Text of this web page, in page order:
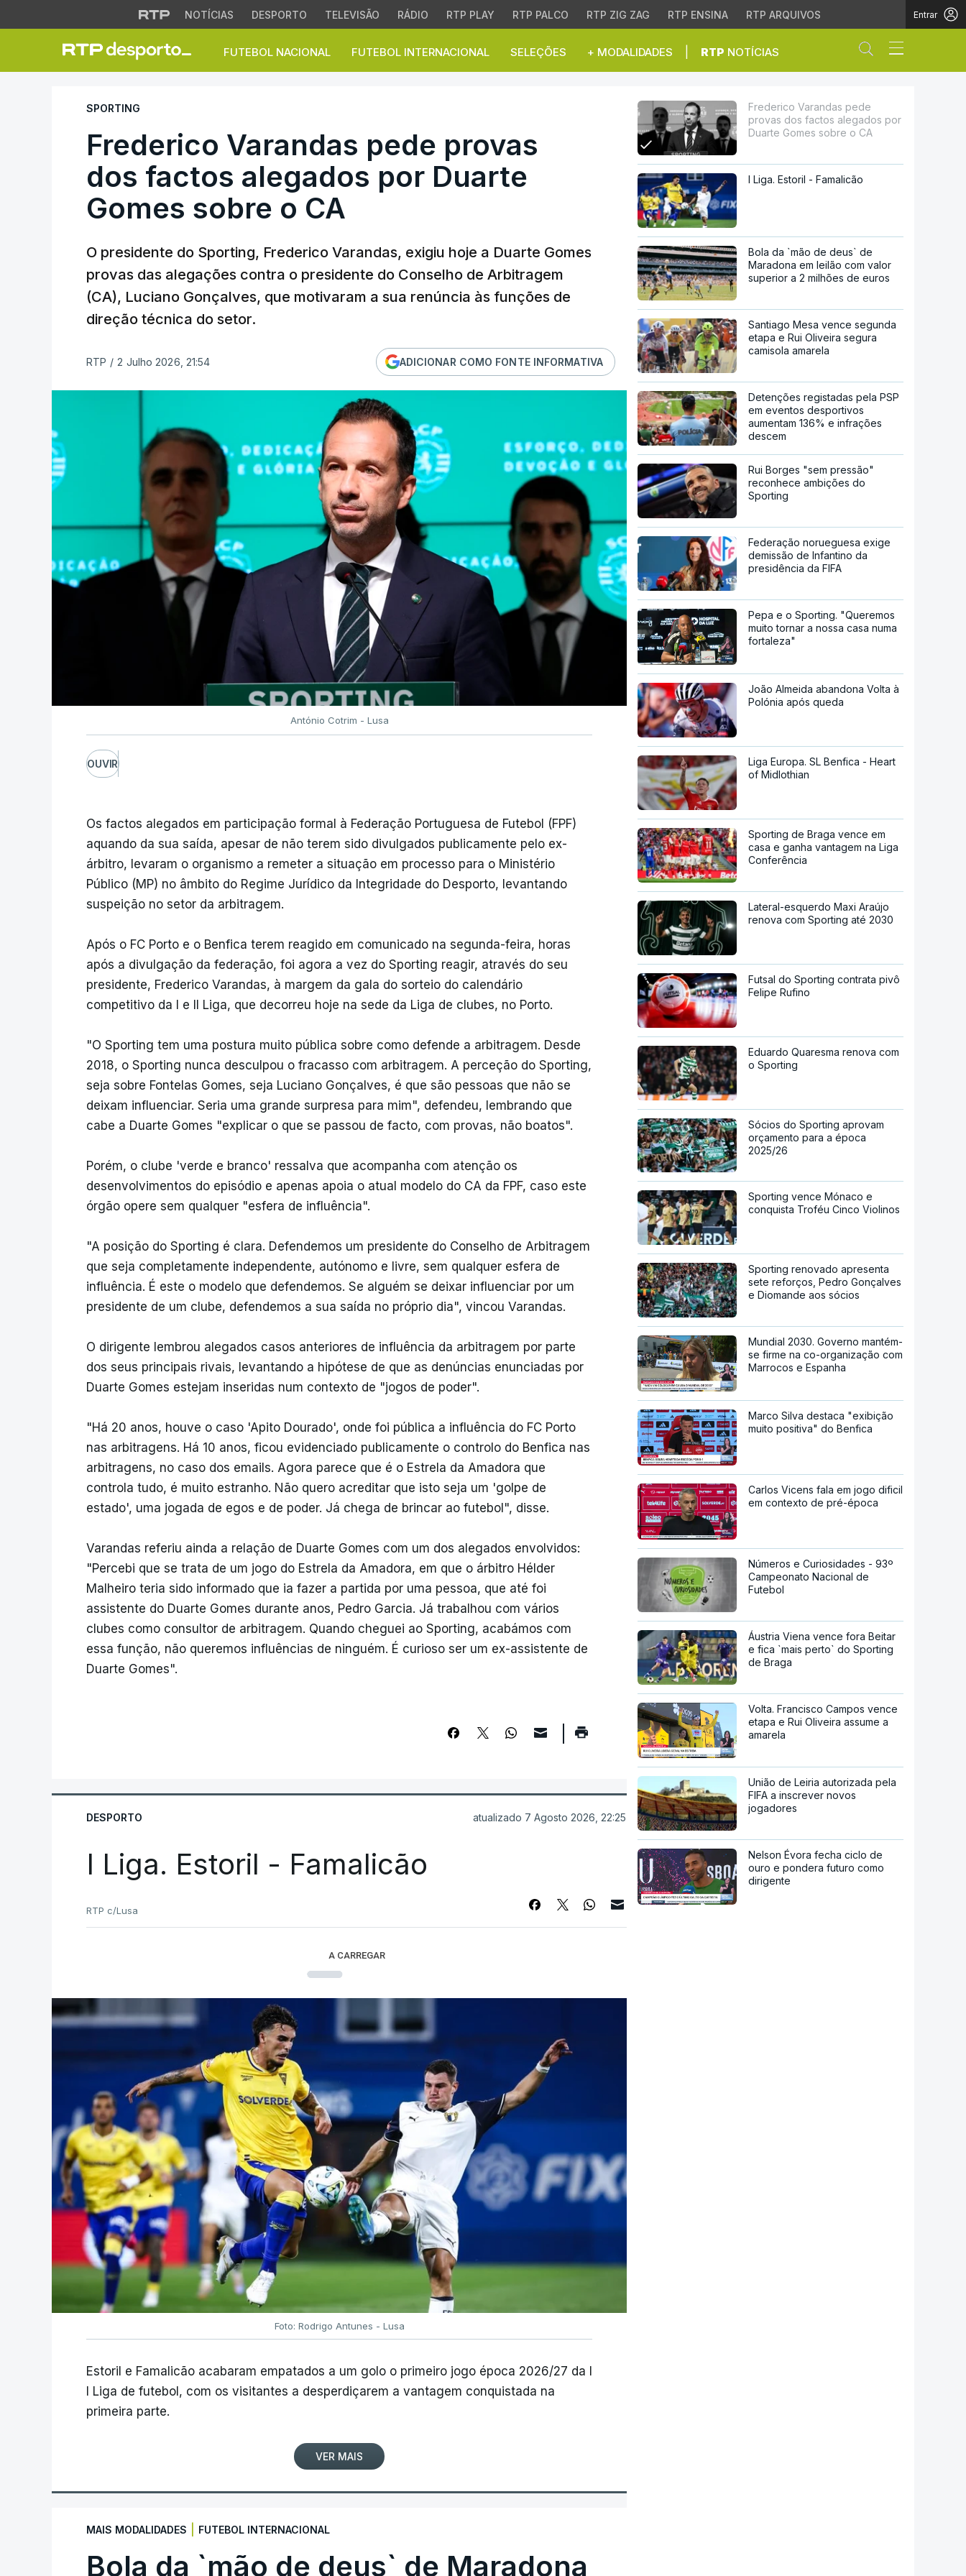
NOTÍCIAS DESPORTO TELEVISÃO RÁDIO RTP PLAY RTP PALCO RTP ZIG ZAG RTP ENSINA RTP ARQUIVOS Entrar
FUTEBOL NACIONAL FUTEBOL INTERNACIONAL SELEÇÕES + MODALIDADES RTP NOTÍCIAS Abrir campo
Frederico Varandas pede provas dos factos alegados por Duarte
SPORTING
Frederico Varandas pede provas
dos factos alegados por Duarte
Gomes sobre o CA
O presidente do Sporting, Frederico Varandas, exigiu hoje a Duarte Gomes
provas das alegações contra o presidente do Conselho de Arbitragem
(CA), Luciano Gonçalves, que motivaram a sua renúncia às funções de
direção técnica do setor.
RTP / 2 Julho 2026, 21:54 ADICIONAR COMO FONTE INFORMATIVA
António Cotrim - Lusa
OUVIR
Os factos alegados em participação formal à Federação Portuguesa de Futebol (FPF)
aquando da sua saída, apesar de não terem sido divulgados publicamente pelo ex-
árbitro, levaram o organismo a remeter a situação em processo para o Ministério
Público (MP) no âmbito do Regime Jurídico da Integridade do Desporto, levantando
suspeição no setor da arbitragem.
Após o FC Porto e o Benfica terem reagido em comunicado na segunda-feira, horas
após a divulgação da federação, foi agora a vez do Sporting reagir, através do seu
presidente, Frederico Varandas, à margem da gala do sorteio do calendário
competitivo da I e II Liga, que decorreu hoje na sede da Liga de clubes, no Porto.
"O Sporting tem uma postura muito pública sobre como defende a arbitragem. Desde
2018, o Sporting nunca desculpou o fracasso com arbitragem. A perceção do Sporting,
seja sobre Fontelas Gomes, seja Luciano Gonçalves, é que são pessoas que não se
deixam influenciar. Seria uma grande surpresa para mim", defendeu, lembrando que
cabe a Duarte Gomes "explicar o que se passou de facto, com provas, não boatos".
Porém, o clube 'verde e branco' ressalva que acompanha com atenção os
desenvolvimentos do episódio e apenas apoia o atual modelo do CA da FPF, caso este
órgão opere sem qualquer "esfera de influência".
"A posição do Sporting é clara. Defendemos um presidente do Conselho de Arbitragem
que seja completamente independente, autónomo e livre, sem qualquer esfera de
influência. É este o modelo que defendemos. Se alguém se deixar influenciar por um
presidente de um clube, defendemos a sua saída no próprio dia", vincou Varandas.
O dirigente lembrou alegados casos anteriores de influência da arbitragem por parte
dos seus principais rivais, levantando a hipótese de que as denúncias enunciadas por
Duarte Gomes estejam inseridas num contexto de "jogos de poder".
"Há 20 anos, houve o caso 'Apito Dourado', onde foi pública a influência do FC Porto
nas arbitragens. Há 10 anos, ficou evidenciado publicamente o controlo do Benfica nas
arbitragens, no caso dos emails. Agora parece que é o Estrela da Amadora que
controla tudo, é muito estranho. Não quero acreditar que isto seja um 'golpe de
estado', uma jogada de egos e de poder. Já chega de brincar ao futebol", disse.
Varandas referiu ainda a relação de Duarte Gomes com um dos alegados envolvidos:
"Percebi que se trata de um jogo do Estrela da Amadora, em que o árbitro Hélder
Malheiro teria sido informado que ia fazer a partida por uma pessoa, que até foi
assistente do Duarte Gomes durante anos, Pedro Garcia. Já trabalhou com vários
clubes como consultor de arbitragem. Quando cheguei ao Sporting, acabámos com
essa função, não queremos influências de ninguém. É curioso ser um ex-assistente de
Duarte Gomes".
DESPORTO atualizado 7 Agosto 2026, 22:25
I Liga. Estoril - Famalicão
RTP c/Lusa
A CARREGAR
Foto: Rodrigo Antunes - Lusa
Estoril e Famalicão acabaram empatados a um golo o primeiro jogo época 2026/27 da I
I Liga de futebol, com os visitantes a desperdiçarem a vantagem conquistada na
primeira parte.
VER MAIS
MAIS MODALIDADES FUTEBOL INTERNACIONAL
Bola da `mão de deus` de Maradona
Frederico Varandas pede
provas dos factos alegados por
Duarte Gomes sobre o CA
I Liga. Estoril - Famalicão
Bola da `mão de deus` de
Maradona em leilão com valor
superior a 2 milhões de euros
Santiago Mesa vence segunda
etapa e Rui Oliveira segura
camisola amarela
Detenções registadas pela PSP
em eventos desportivos
aumentam 136% e infrações
descem
Rui Borges "sem pressão"
reconhece ambições do
Sporting
Federação norueguesa exige
demissão de Infantino da
presidência da FIFA
Pepa e o Sporting. "Queremos
muito tornar a nossa casa numa
fortaleza"
João Almeida abandona Volta à
Polónia após queda
Liga Europa. SL Benfica - Heart
of Midlothian
Sporting de Braga vence em
casa e ganha vantagem na Liga
Conferência
Lateral-esquerdo Maxi Araújo
renova com Sporting até 2030
Futsal do Sporting contrata pivô
Felipe Rufino
Eduardo Quaresma renova com
o Sporting
Sócios do Sporting aprovam
orçamento para a época
2025/26
Sporting vence Mónaco e
conquista Troféu Cinco Violinos
Sporting renovado apresenta
sete reforços, Pedro Gonçalves
e Diomande aos sócios
Mundial 2030. Governo mantém-
se firme na co-organização com
Marrocos e Espanha
Marco Silva destaca "exibição
muito positiva" do Benfica
Carlos Vicens fala em jogo dificil
em contexto de pré-época
Números e Curiosidades - 93º
Campeonato Nacional de
Futebol
Áustria Viena vence fora Beitar
e fica `mais perto` do Sporting
de Braga
Volta. Francisco Campos vence
etapa e Rui Oliveira assume a
amarela
União de Leiria autorizada pela
FIFA a inscrever novos
jogadores
Nelson Évora fecha ciclo de
ouro e pondera futuro como
dirigente